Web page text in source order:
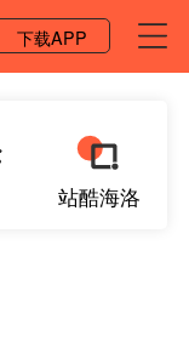
下载APP
站酷海洛